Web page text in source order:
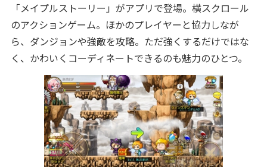
「メイプルストーリー」がアプリで登場。横スクロール
のアクションゲーム。ほかのプレイヤーと協力しなが
ら、ダンジョンや強敵を攻略。ただ強くするだけではな
く、かわいくコーディネートできるのも魅力のひとつ。